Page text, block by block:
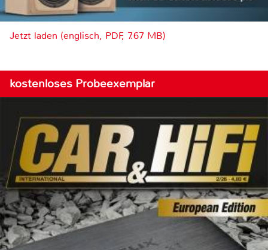
Jetzt laden (englisch, PDF, 7.67 MB)
kostenloses Probeexemplar